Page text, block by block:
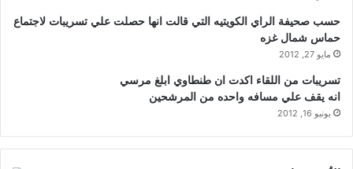
حسب صحيفة الراي الكويتيه التي قالت انها حصلت علي تسريبات لاجتماع
حماس شمال غزه
مايو 27, 2012
تسريبات من اللقاء اكدت ان طنطاوي ابلغ مرسي
انه يقف علي مسافه واحده من المرشحين
يونيو 16, 2012